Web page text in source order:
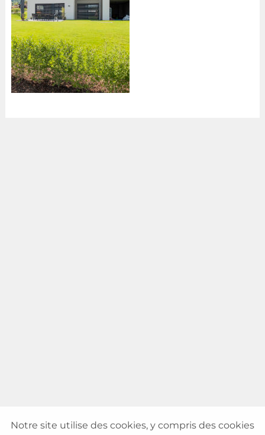
Notre site utilise des cookies, y compris des cookies